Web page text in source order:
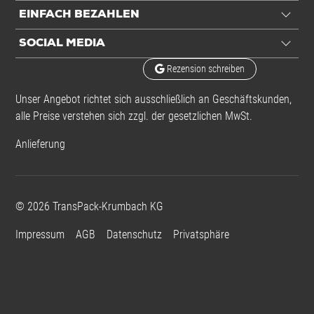
Aufdruck ESD-Logo
Einheiten
Stück: 1 Stück / 0,01 kg
EINFACH BEZAHLEN
SOCIAL MEDIA
Rezension schreiben
Unser Angebot richtet sich ausschließlich an Geschäftskunden,
alle Preise verstehen sich zzgl. der gesetzlichen MwSt.
Anlieferung
© 2026 TransPack-Krumbach KG
Impressum AGB Datenschutz Privatsphäre